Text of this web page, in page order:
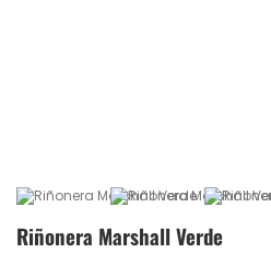
Riñonera Marshall Verde